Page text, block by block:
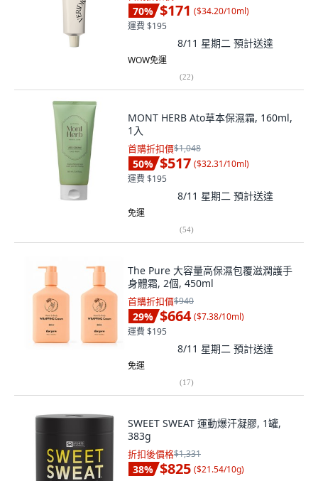
70% $171 ($34.20/10ml)
運費 $195
8/11 星期二 預計送達
WOW免運
(22)
MONT HERB Ato草本保濕霜, 160ml,
1入
首購折扣價$1,048
50% $517 ($32.31/10ml)
運費 $195
8/11 星期二 預計送達
免運
(54)
The Pure 大容量高保濕包覆滋潤護手
身體霜, 2個, 450ml
首購折扣價$940
29% $664 ($7.38/10ml)
運費 $195
8/11 星期二 預計送達
免運
(17)
SWEET SWEAT 運動爆汗凝膠, 1罐,
383g
折扣後價格$1,331
38% $825 ($21.54/10g)